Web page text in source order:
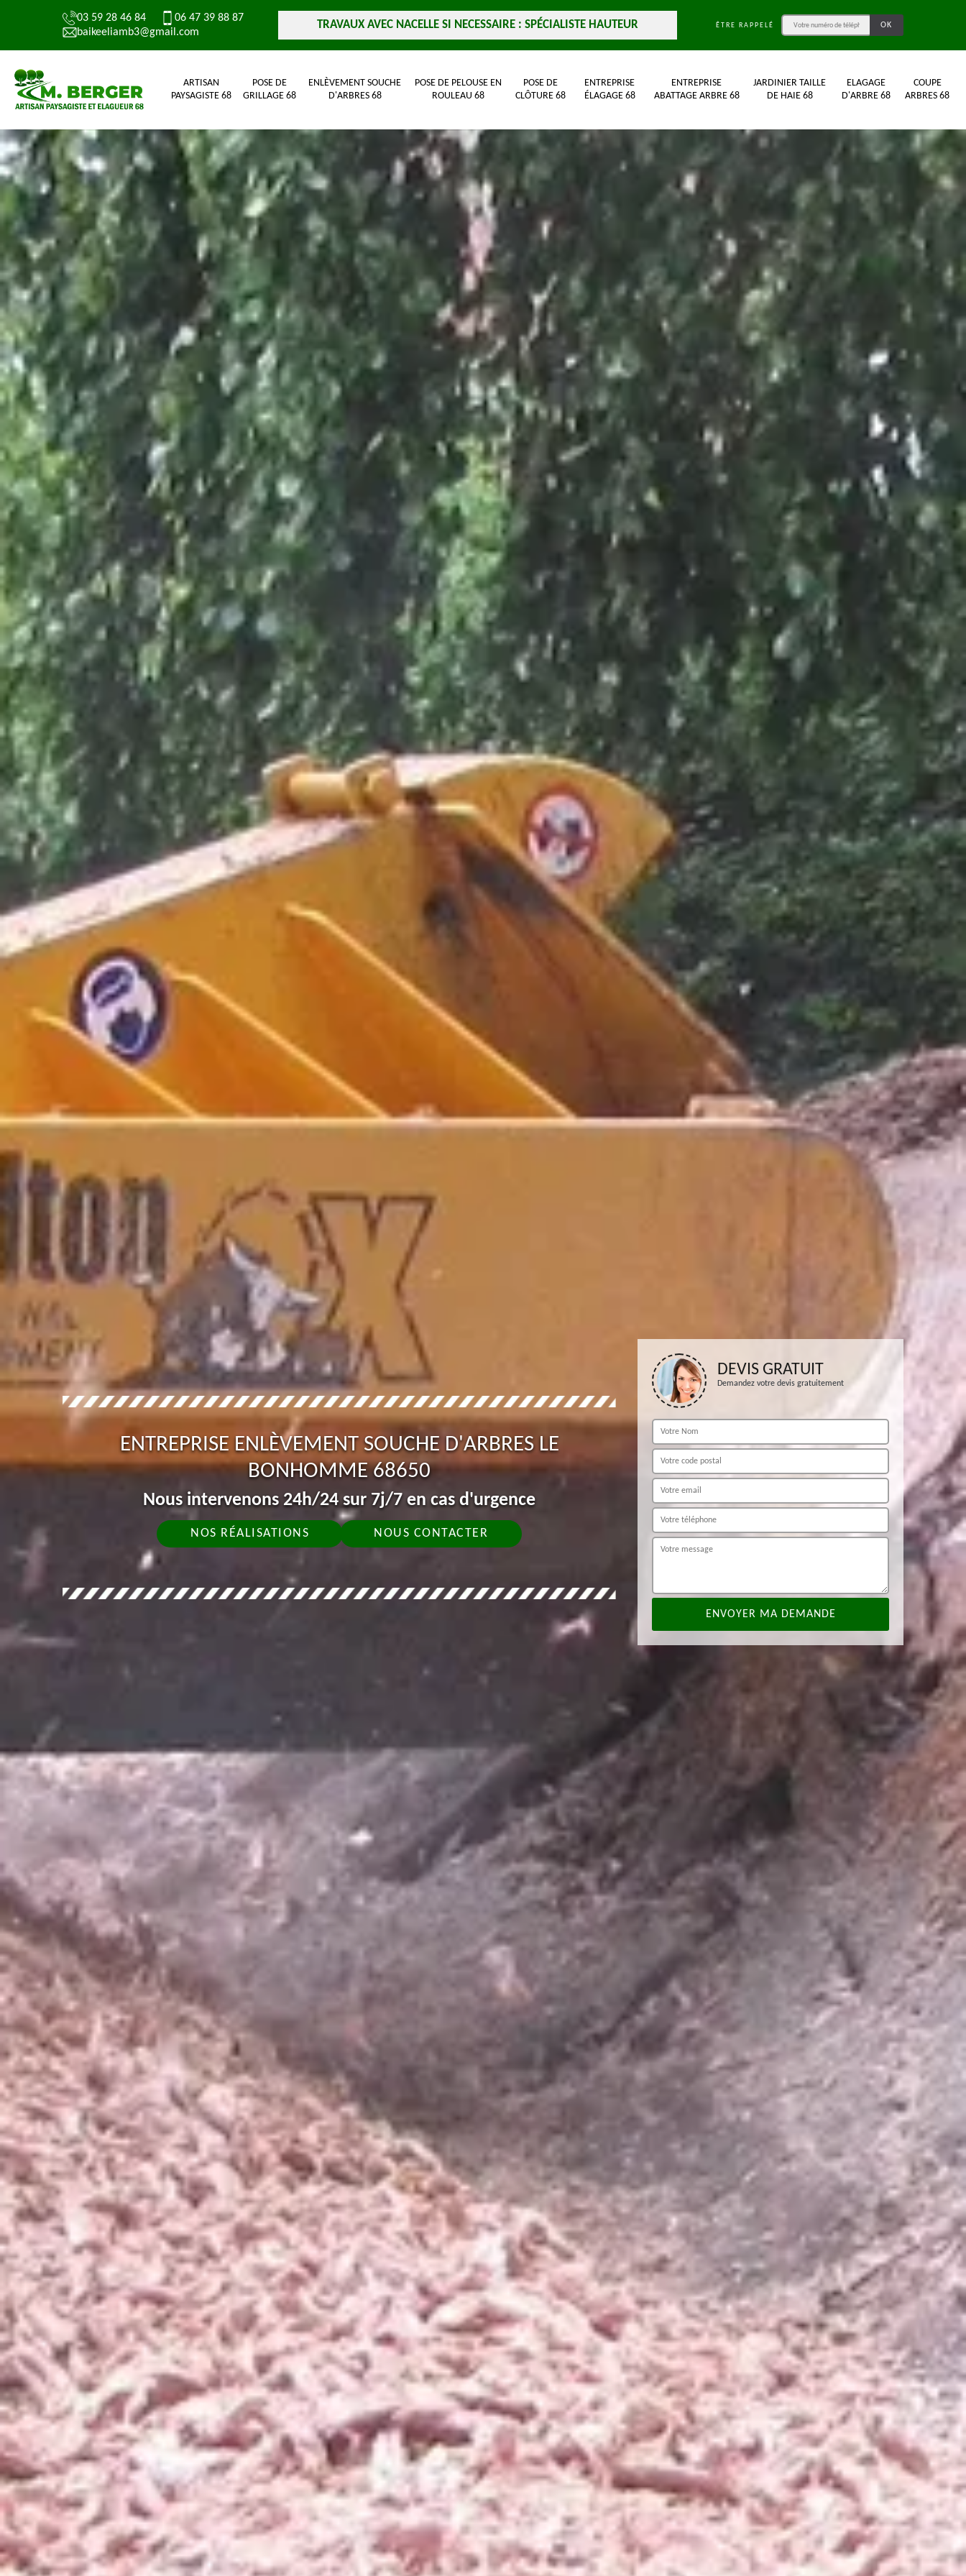
03 59 28 46 84
06 47 39 88 87
baikeeliamb3@gmail.com
TRAVAUX AVEC NACELLE SI NECESSAIRE : SPÉCIALISTE HAUTEUR ÊTRE RAPPELÉ
ARTISAN
PAYSAGISTE 68
POSE DE
GRILLAGE 68
ENLÈVEMENT SOUCHE
D'ARBRES 68
POSE DE PELOUSE EN
ROULEAU 68
POSE DE
CLÔTURE 68
ENTREPRISE
ÉLAGAGE 68
ENTREPRISE
ABATTAGE ARBRE 68
JARDINIER TAILLE
DE HAIE 68
ELAGAGE
D'ARBRE 68
COUPE
ARBRES 68
ENTREPRISE ENLÈVEMENT SOUCHE D'ARBRES LE
BONHOMME 68650
Nous intervenons 24h/24 sur 7j/7 en cas d'urgence
NOS RÉALISATIONS NOUS CONTACTER
DEVIS GRATUIT
Demandez votre devis gratuitement